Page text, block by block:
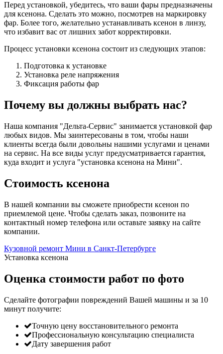
Перед установкой, убедитесь, что ваши фары предназначены
для ксенона. Сделать это можно, посмотрев на маркировку
фар. Более того, желательно устанавливать ксенон в линзу,
что избавит вас от лишних забот корректировки.
Процесс установки ксенона состоит из следующих этапов:
Подготовка к установке
Установка реле напряжeния
Фиксация работы фар
Почему вы должны выбрать нас?
Наша компания "Дельта-Сервис" занимается установкой фар
любых видов. Мы заинтересованы в том, чтобы наши
клиенты всегда были довольны нашими услугами и ценами
на сервис. На все виды услуг предусматривается гарантия,
куда входит и услуга "установка ксенона на Мини".
Стоимость ксенона
В нашей компании вы сможете приобрести ксенон по
приемлемой цене. Чтобы сделать заказ, позвоните на
контактный номер телефона или оставьте заявку на сайте
компании.
Кузовной ремонт Мини в Санкт-Петербурге
Установка ксенона
Оценка стоимости работ по фото
Сделайте фотографии повреждений Вашей машины и за 10
минут получите:
Точную цену восстановительного ремонта
Профессиональную консультацию специалиста
Дату завершения работ